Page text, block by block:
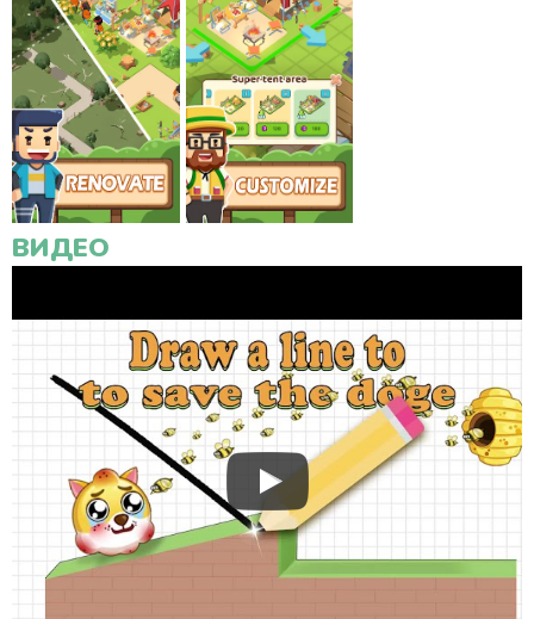
ВИДЕО